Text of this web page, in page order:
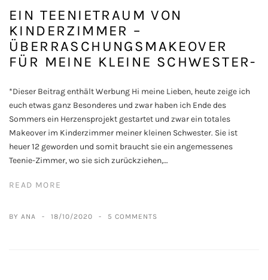
EIN TEENIETRAUM VON
KINDERZIMMER –
ÜBERRASCHUNGSMAKEOVER
FÜR MEINE KLEINE SCHWESTER-
*Dieser Beitrag enthält Werbung Hi meine Lieben, heute zeige ich
euch etwas ganz Besonderes und zwar haben ich Ende des
Sommers ein Herzensprojekt gestartet und zwar ein totales
Makeover im Kinderzimmer meiner kleinen Schwester. Sie ist
heuer 12 geworden und somit braucht sie ein angemessenes
Teenie-Zimmer, wo sie sich zurückziehen,…
READ MORE
BY ANA 18/10/2020 5 COMMENTS